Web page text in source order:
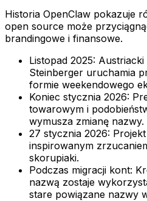
Historia OpenClaw pokazuje
open source może
brandingowe i finansowe.
Listopad 2025:
Steinberger uruchamia
formie weekendowego
Koniec stycznia 2026:
towarowym i
wymusza zmianę nazwy.
27 stycznia 2026:
inspirowanym
skorupiaki.
Podczas migracji kont:
nazwą zostaje
stare powiązane nazwy